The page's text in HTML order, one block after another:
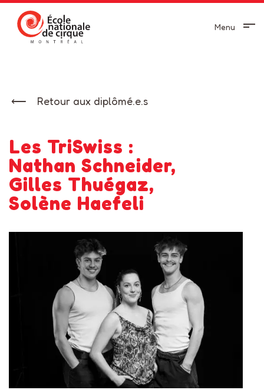
Menu
Retour aux diplômé.e.s
Les TriSwiss :
Nathan Schneider,
Gilles Thuégaz,
Solène Haefeli